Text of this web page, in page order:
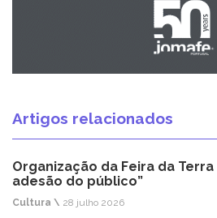
Artigos relacionados
Organização da Feira da
adesão do público”
Cultura \ 28 julho 2026